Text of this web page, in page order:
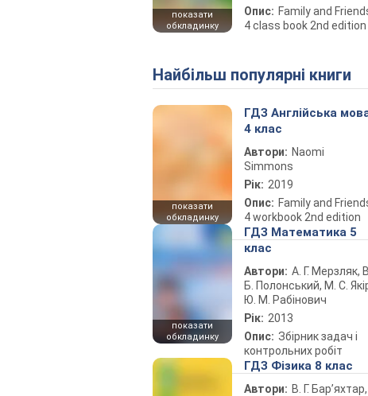
показати
обкладинку
Опис: Family and
4 class book 2nd edition
Найбільш популярні книги
показати
обкладинку
ГДЗ Англійська
4 клас
Автори: Naomi
Simmons
Рік: 2019
Опис: Family and
4 workbook 2nd edition
показати
обкладинку
ГДЗ Математика 5
клас
Автори: А. Г. Мерзляк, В.
Б. Полонський, М. С.
Ю. М. Рабінович
Рік: 2013
Опис: Збірник задач і
контрольних робіт
ГДЗ Фізика 8 клас
Автори: В. Г. Бар’яхтар,